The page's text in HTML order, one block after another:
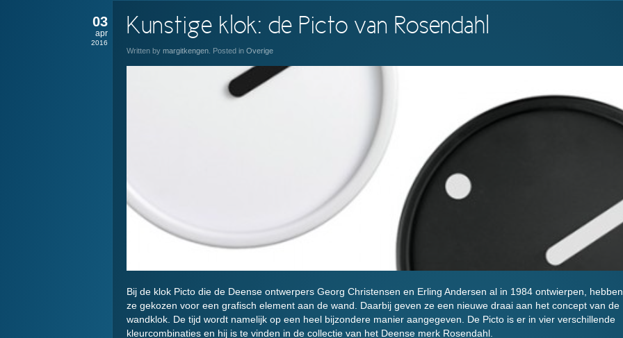
03
apr
2016
Kunstige klok: de Picto van Rosendahl
Written by margitkengen . Posted in Overige
Bij de klok Picto die de Deense ontwerpers Georg Christensen en Erling Andersen al in 1984 ontwierpen, hebben
ze gekozen voor een grafisch element aan de wand. Daarbij geven ze een nieuwe draai aan het concept van de
wandklok. De tijd wordt namelijk op een heel bijzondere manier aangegeven. De Picto is er in vier verschillende
kleurcombinaties en hij is te vinden in de collectie van het Deense merk Rosendahl.